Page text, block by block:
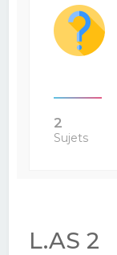
2
Sujets
L.AS 2